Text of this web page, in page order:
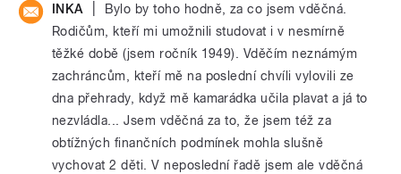
INKA
Bylo by toho hodně, za co jsem vděčná.
Rodičům, kteří mi umožnili studovat i v nesmírně
těžké době (jsem ročník 1949). Vděčím neznámým
zachráncům, kteří mě na poslední chvíli vylovili ze
dna přehrady, když mě kamarádka učila plavat a já to
nezvládla... Jsem vděčná za to, že jsem též za
obtížných finančních podmínek mohla slušně
vychovat 2 děti. V neposlední řadě jsem ale vděčná